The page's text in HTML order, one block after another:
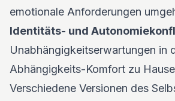
emotionale Anforderungen
Identitäts- und
Unabhängigkeitserwartungen in
Abhängigkeits-Komfort zu
Verschiedene Versionen des